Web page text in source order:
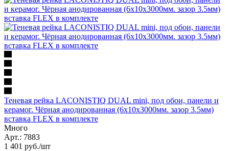
Теневая рейка LACONISTIQ DUAL mini, под обои, панели и
керамог. Чёрная анодированная (6х10х3000мм. зазор 3.5мм)
вставка FLEX в комплекте
Много
Арт.: 7883
1 401 руб./шт